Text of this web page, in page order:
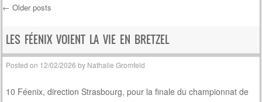
Post navigation
← Older posts
LES FÉENIX VOIENT LA VIE EN BRETZEL
Posted on 12/02/2026 by Nathalie Gromfeld
10 Féenix, direction Strasbourg, pour la finale du championnat de